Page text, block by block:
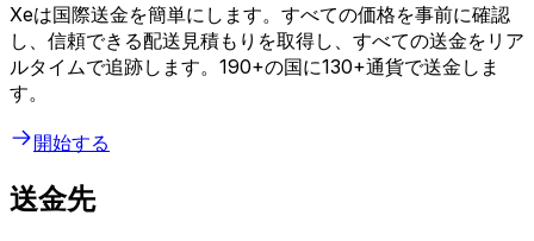
Xeは国際送金を簡単にします。すべての価格を事前に確認
し、信頼できる配送見積もりを取得し、すべての送金をリア
ルタイムで追跡します。190+の国に130+通貨で送金しま
す。
開始する
送金先